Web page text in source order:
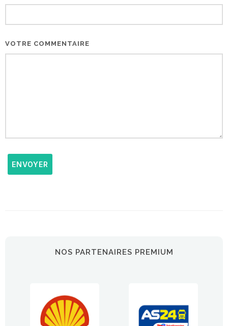
VOTRE COMMENTAIRE
ENVOYER
NOS PARTENAIRES PREMIUM